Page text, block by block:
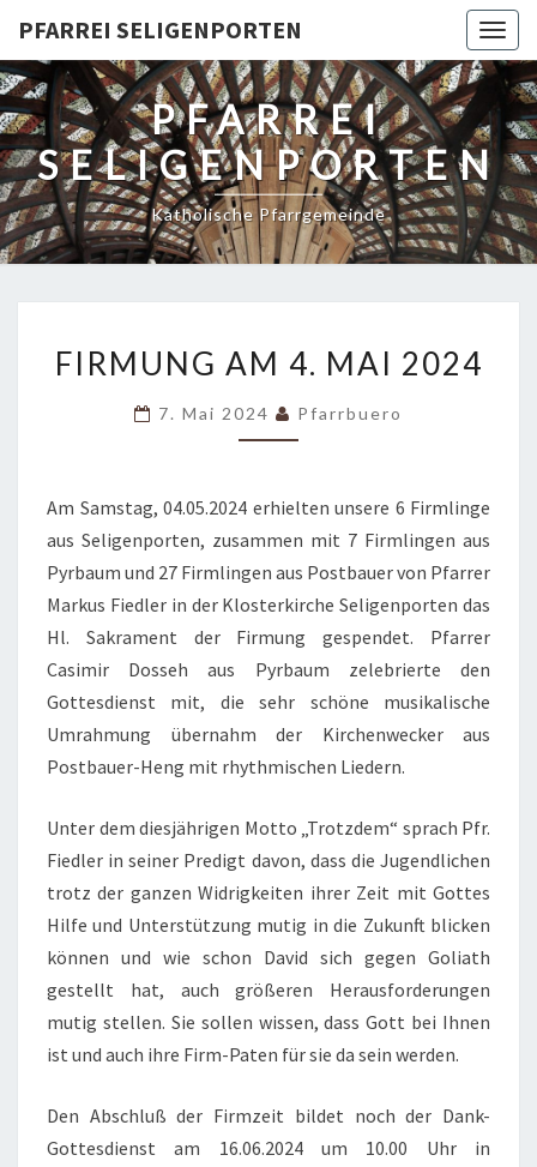
PFARREI SELIGENPORTEN
PFARREI
SELIGENPORTEN
Katholische Pfarrgemeinde
AM
4.
MAI
FIRMUNG AM 4. MAI 2024
7. Mai 2024 Pfarrbuero
Am Samstag, 04.05.2024 erhielten unsere 6 Firmlinge
aus Seligenporten, zusammen mit 7 Firmlingen aus
Pyrbaum und 27 Firmlingen aus Postbauer von Pfarrer
Markus Fiedler in der Klosterkirche Seligenporten das
Hl. Sakrament der Firmung gespendet. Pfarrer
Casimir Dosseh aus Pyrbaum zelebrierte den
Gottesdienst mit, die sehr schöne musikalische
Umrahmung übernahm der Kirchenwecker aus
Postbauer-Heng mit rhythmischen Liedern.
Unter dem diesjährigen Motto „Trotzdem“ sprach Pfr.
Fiedler in seiner Predigt davon, dass die Jugendlichen
trotz der ganzen Widrigkeiten ihrer Zeit mit Gottes
Hilfe und Unterstützung mutig in die Zukunft blicken
können und wie schon David sich gegen Goliath
gestellt hat, auch größeren Herausforderungen
mutig stellen. Sie sollen wissen, dass Gott bei Ihnen
ist und auch ihre Firm-Paten für sie da sein werden.
Den Abschluß der Firmzeit bildet noch der Dank-
Gottesdienst am 16.06.2024 um 10.00 Uhr in